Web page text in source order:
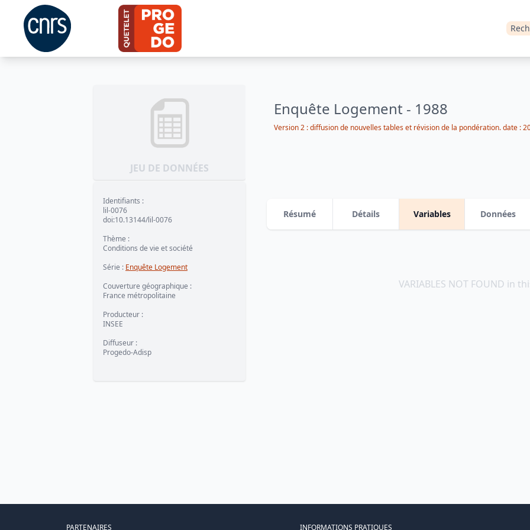
JEU DE DONNÉES
Enquête Logement - 1988
Version 2 : diffusion de nouvelles tables et révision de la pondération.date :
Identifiants :
lil-0076
doi:10.13144/lil-0076
Thème :
Conditions de vie et société
Série : Enquête Logement
Couverture géographique :
France métropolitaine
Producteur :
INSEE
Diffuseur :
Progedo-Adisp
Résumé Détails Variables Données
VARIABLES NOT FOUND in
PARTENAIRES INFORMATIONS PRATIQUES